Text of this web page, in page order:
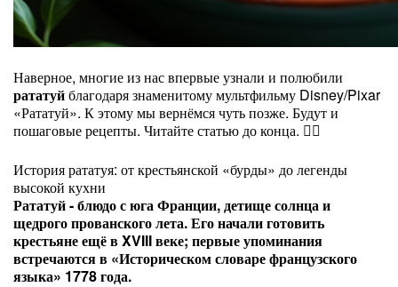
Наверное, многие из нас впервые узнали и полюбили
рататуйблагодаря знаменитому мультфильму Disney/Pixar
«Рататуй». К этому мы вернёмся чуть позже. Будут и
пошаговые рецепты. Читайте статью до конца. 👇🏻
История рататуя: от крестьянской «бурды» до легенды
высокой кухни
Рататуй - блюдо с юга Франции, детище солнца и
щедрого прованского лета. Его начали готовить
крестьяне ещё в XVIII веке; первые упоминания
встречаются в «Историческом словаре французского
языка» 1778 года.